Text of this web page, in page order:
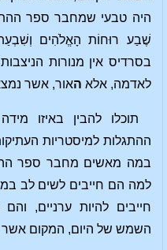
היה טבעי שמחבר ספר
שֶׁבַע רוּחוֹת הָאֱלֹהִים
בסרדיס אין מנורות
לאדמה, אלא האור, אשר
תוכלו להבין באיזו
ההתגלות למיסטריות
במה מאשים מחבר ספר
למה הם חייבים לשים לב
חייבים להיות ערניים,
השמש של היום, המקום אשר